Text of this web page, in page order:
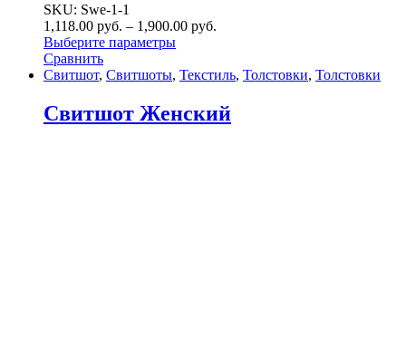
SKU: Swe-1-1
1,118.00 руб. – 1,900.00 руб.
Выберите параметры
Сравнить
Свитшот, Свитшоты, Текстиль, Толстовки, Толстовки
Свитшот Женский